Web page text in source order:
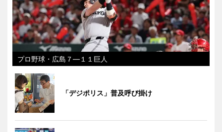
プロ野球・広島７―１１巨人
「デジポリス」普及呼び掛け